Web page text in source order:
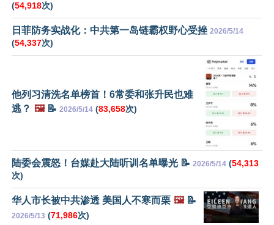
(54,918次)
日菲防务实战化：中共第一岛链霸权野心受挫 2026/5/14
(54,337次)
他列习清洗名单榜首！6常委和张升民也难
逃？ 🖼️📝 2026/5/14 (83,658次)
陆委会震怒！台媒赴大陆听训名单曝光 📝 2026/5/14 (54,313
次)
华人市长被中共渗透 美国人不寒而栗 🖼️📝
2026/5/13 (71,986次)